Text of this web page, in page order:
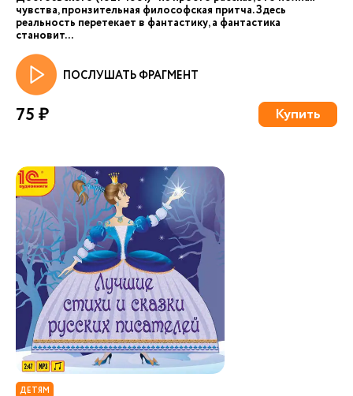
чувства, пронзительная философская притча. Здесь
реальность перетекает в фантастику, а фантастика
становит...
ПОСЛУШАТЬ ФРАГМЕНТ
75 ₽ Купить
ДЕТЯМ